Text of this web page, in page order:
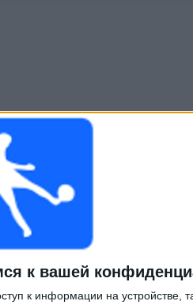
к вашей
к информации на устройстве,